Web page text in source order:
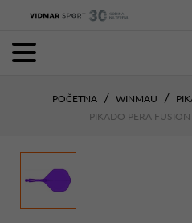
POČETNA WINMAU
PIKADO PERA